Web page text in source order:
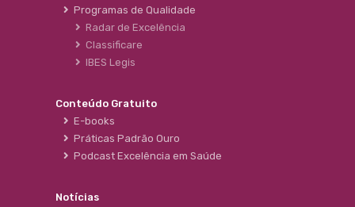
Programas de Qualidade
Radar de Excelência
Classificare
IBES Legis
Conteúdo Gratuito
E-books
Práticas Padrão Ouro
Podcast Excelência em Saúde
Notícias